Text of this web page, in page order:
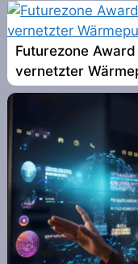
Futurezone
vernetzter